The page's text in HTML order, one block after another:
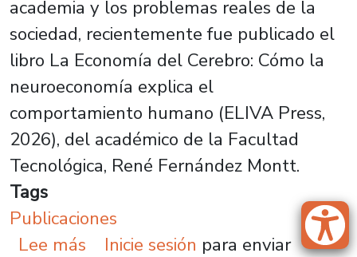
academia y los problemas reales de la
sociedad, recientemente fue publicado el
libro La Economía del Cerebro: Cómo la
neuroeconomía explica el
comportamiento humano (ELIVA Press,
2026), del académico de la Facultad
Tecnológica, René Fernández Montt.
Tags
Publicaciones
Lee más sobre ¿Por qué un economista
Inicie sesión para enviar